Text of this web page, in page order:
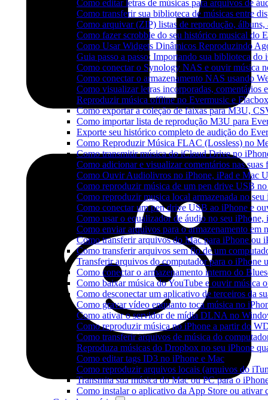
Como editar letras de músicas para arquivos de
Como transferir sua biblioteca de músicas entre
Como arquivar (ZIP) listas de reprodução,
Como fazer scrobble do seu histórico musical do
Como Usar Widgets Dinâmicos Reproduzindo
Guia passo a passo: Importando sua biblioteca
Como conectar o Synology NAS e ouvir música
Como conectar o armazenamento NAS usando
Como visualizar letras incorporadas,
Reproduzir música offline no Evermusic e
Como exportar a coleção de faixas para M3U,
Como importar lista de reprodução M3U para
Exporte seu histórico completo de audição do
Como Reproduzir Música FLAC (Lossless) no
Como transmitir música do iCloud Drive no
Como adicionar e visualizar comentários nas
Como Ouvir Audiolivros no iPhone, iPad e Mac
Como reproduzir música de um pen drive USB
Como reproduzir musica local armazenada no
Como conectar um pen drive USB ao iPhone e
Como usar o equalizador de áudio no seu
Como enviar arquivos para o armazenamento
Como transferir arquivos do Mac para iPhone ou
Como transferir arquivos sem fio de um
Transferir arquivos do computador para o iPhone
Como conectar o armazenamento interno do
Como baixar música do YouTube e ouvir música
Como desconectar um aplicativo de terceiros da
Como gravar vídeo enquanto toca música no
Como ativar o servidor de mídia DLNA no
Como reproduzir música no iPhone a partir do
Como transferir arquivos de música do
Reproduza músicas do Dropbox no seu iPhone
Como editar tags ID3 no iPhone e Mac
Como reproduzir arquivos locais (arquivos do
Transmita sua música do Mac ou PC para o
Como instalar o aplicativo da App Store ou